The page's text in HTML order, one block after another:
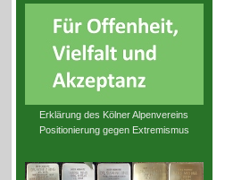
Erklärung des Kölner Alpenvereins
Positionierung gegen Extremismus